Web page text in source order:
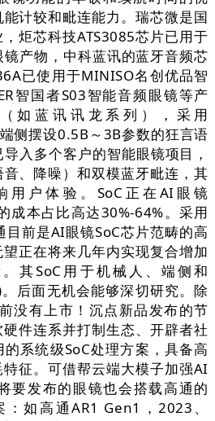
计较和毗连能力。瑞芯微是国
炬芯科技ATS3085芯片已用于
产物，中科蓝讯的蓝牙音频芯
已使用于MINISO名创优品智
智国者S03智能音频眼镜等产
如蓝讯讯龙系列），采用
侧摆设0.5B～3B参数的狂言语
入多个客户的智能眼镜项目，
、降噪）和双模蓝牙毗连，其
用户体验。SoC正在AI眼镜
成本占比高达30%-64%。采用
前是AI眼镜SoC芯片范畴的高
正在将来几年内实现复合增加
其SoC用于机械人、端侧和
后面无机会能够深切研究。除
没有上市！沉点新品发布的节
件连系并打制生态、开辟者社
系统级SoC处理方案，具备高
征。可借帮云端大模子加强AI
要发布的眼镜也会搭载高通的
如高通AR1 Gen1，2023、